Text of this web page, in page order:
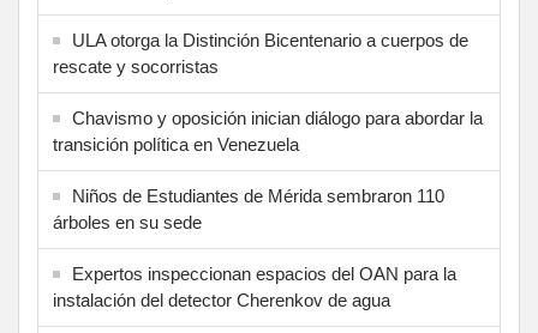
ULA otorga la Distinción Bicentenario a cuerpos de
rescate y socorristas
Chavismo y oposición inician diálogo para abordar la
transición política en Venezuela
Niños de Estudiantes de Mérida sembraron 110
árboles en su sede
Expertos inspeccionan espacios del OAN para la
instalación del detector Cherenkov de agua